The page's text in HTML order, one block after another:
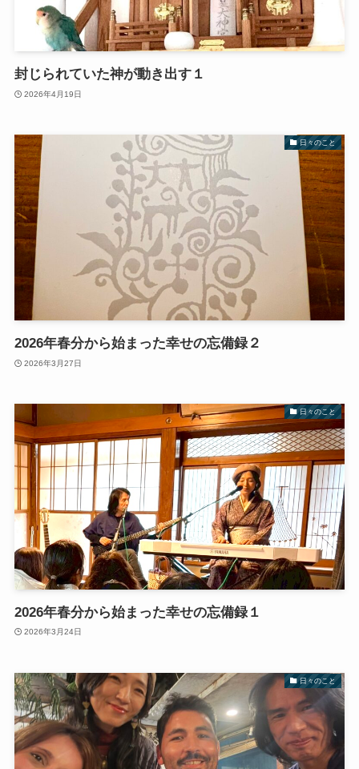
封じられていた神が動き出す１
2026年4月19日
日々のこと
2026年春分から始まった幸せの忘備録２
2026年3月27日
日々のこと
2026年春分から始まった幸せの忘備録１
2026年3月24日
日々のこと